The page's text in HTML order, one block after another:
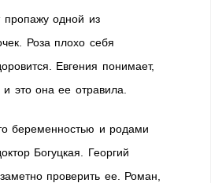
пропажу одной из
Роза плохо себя
Евгения понимает,
это она ее отравила.
беременностью и родами
Богуцкая. Георгий
проверить ее. Роман,